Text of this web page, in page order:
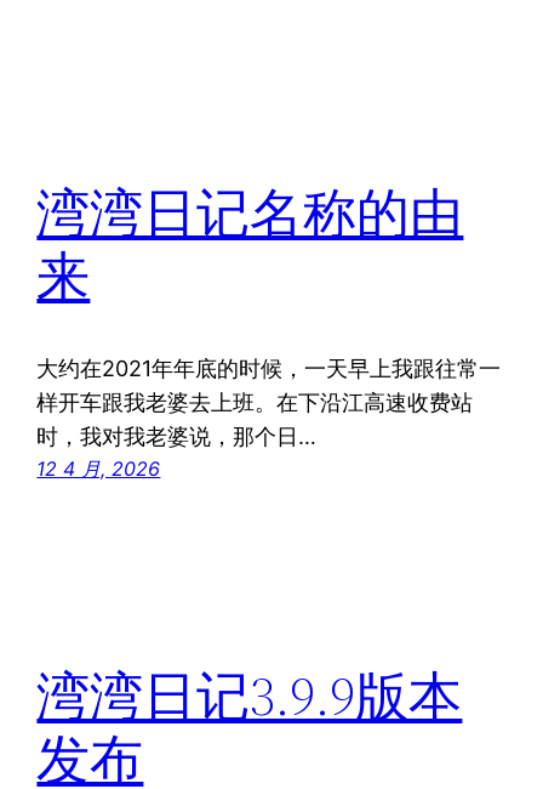
湾湾日记名称的由
来
大约在2021年年底的时候，一天早上我跟往常一
样开车跟我老婆去上班。在下沿江高速收费站
时，我对我老婆说，那个日…
12 4 月, 2026
湾湾日记3.9.9版本
发布